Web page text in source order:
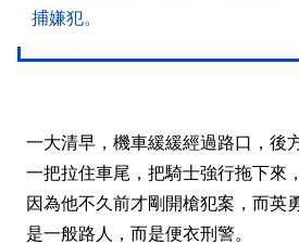
捕嫌犯。
一大清早，機車緩緩經過路口，後
一把拉住車尾，把騎士強行拖下來
因為他不久前才剛開槍犯案，而英
是一般路人，而是便衣刑警。